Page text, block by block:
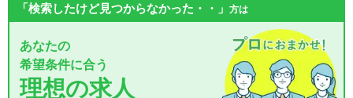
「検索したけど見つからなかった・・」 方は
あなたの
希望条件に合う
理想の求人